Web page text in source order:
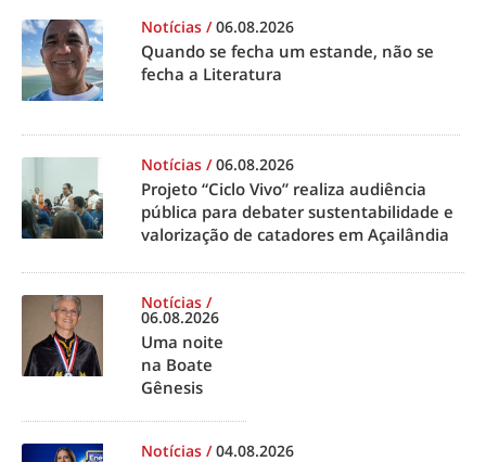
Notícias /06.08.2026
Quando se fecha um estande, não se
fecha a Literatura
Notícias /06.08.2026
Projeto “Ciclo Vivo” realiza audiência
pública para debater sustentabilidade e
valorização de catadores em Açailândia
Notícias /
06.08.2026
Uma noite
na Boate
Gênesis
Notícias /04.08.2026